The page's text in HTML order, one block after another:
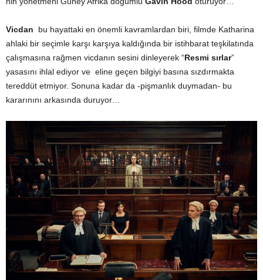
Vicdan
bu hayattaki en önemli kavramlardan biri, filmde Katharina
ahlaki bir seçimle karşı karşıya kaldığında bir istihbarat teşkilatında
çalışmasına rağmen vicdanın sesini dinleyerek “Resmi sırlar”
yasasını ihlal ediyor ve eline geçen bilgiyi basına sızdırmakta
tereddüt etmiyor. Sonuna kadar da -pişmanlık duymadan- bu
kararınını arkasında duruyor…